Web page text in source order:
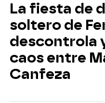
La fiesta de
soltero de
descontrola
caos entre
Canfeza